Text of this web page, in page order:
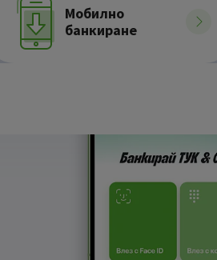
Мобилно
банкиране